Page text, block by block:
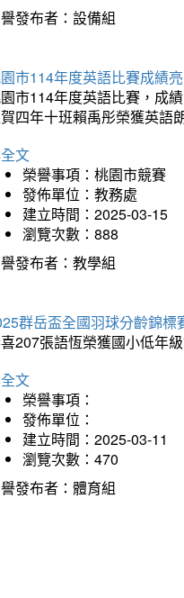
發布者：設備組
市114年度英語比賽成績
市114年度英語比賽，成
四年十班賴禹彤榮獲英語
文
榮譽事項：桃園市競賽
發佈單位：教務處
建立時間：2025-03-15
瀏覽次數：888
發布者：教學組
群岳盃全國羽球分齡錦標
207張語恆榮獲國小低年
文
榮譽事項：
發佈單位：
建立時間：2025-03-11
瀏覽次數：470
發布者：體育組